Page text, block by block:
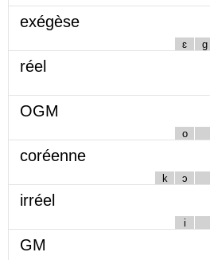
exégèse
ɛ g
réel
OGM
o
coréenne
k ɔ
irréel
i
GM